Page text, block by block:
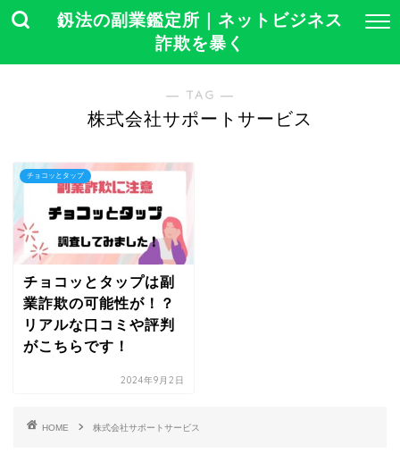
釼法の副業鑑定所｜ネットビジネス
詐欺を暴く
― TAG ―
株式会社サポートサービス
チョコッとタップ
チョコッとタップは副
業詐欺の可能性が！？
リアルな口コミや評判
がこちらです！
2024年9月2日
HOME 株式会社サポートサービス